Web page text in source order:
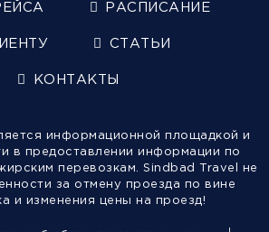
РАСПИСАНИЕ
СТАТЬИ
КОНТАКТЫ
информационной площадкой и
в предоставлении информации по
перевозкам. Sindbad Travel не
за отмену проезда по вине
и изменения цены на проезд!